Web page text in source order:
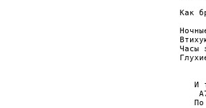
Как
Часы
И
По